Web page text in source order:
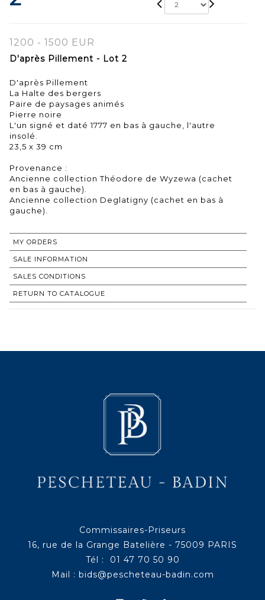
1200 - 1500 EUR
D'après Pillement - Lot 2
D'après Pillement
La Halte des bergers
Paire de paysages animés
Pierre noire
L'un signé et daté 1777 en bas à gauche, l'autre
insolé.
23,5 x 39 cm
Provenance :
Ancienne collection Théodore de Wyzewa (cachet
en bas à gauche).
Ancienne collection Deglatigny (cachet en bas à
gauche).
MY ORDERS
SALE INFORMATION
SALES CONDITIONS
RETURN TO CATALOGUE
Commissaires-Priseurs
16, rue de la Grange Batelière - 75009 PARIS
Tél : 01 47 70 50 90
Mail : bids@pescheteau-badin.com